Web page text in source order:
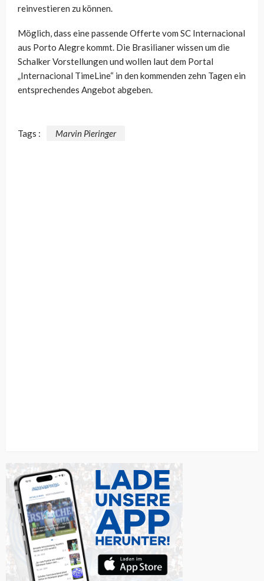
reinvestieren zu können.
Möglich, dass eine passende Offerte vom SC Internacional
aus Porto Alegre kommt. Die Brasilianer wissen um die
Schalker Vorstellungen und wollen laut dem Portal
„Internacional TimeLine“ in den kommenden zehn Tagen ein
entsprechendes Angebot abgeben.
Tags : Marvin Pieringer